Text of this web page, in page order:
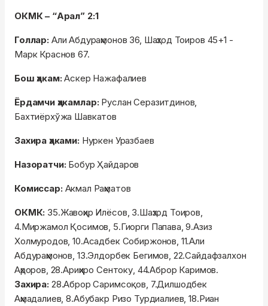
ОКМК – “Арал” 2:1
Голлар: Али Абдураҳмонов 36, Шаҳзод Тоиров 45+1 -
Марк Краснов 67.
Бош ҳакам:Аскер Нажафалиев
Ёрдамчи ҳакамлар:Руслан Серазитдинов,
Бахтиёрхўжа Шавкатов
Захира ҳаками:Нуркен Уразбаев
Назоратчи:Бобур Ҳайдаров
Комиссар:Акмал Раҳматов
ОКМК: 35.Жавоҳир Илёсов, 3.Шаҳзод Тоиров,
4.Миржамол Қосимов, 5.Гиорги Папава, 9.Азиз
Холмуродов, 10.Асадбек Собиржонов, 11.Али
Абдураҳмонов, 13.Элдорбек Бегимов, 22.Сайдафзалхон
Аҳроров, 28.Ариҳиро Сентоку, 44.Аброр Каримов.
Захира:28.Аброр Саримсоқов, 7.Дилшодбек
Аҳмадалиев, 8.Абубакр Ризо Турдиалиев, 18.Риан